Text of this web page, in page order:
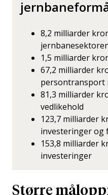
8,2 milliarder
1,5 milliarder
67,2 milliarder
persontransport
81,3 milliarder
vedlikehold
123,7 milliarder
investeringer og
153,8 milliarder
investeringer
Større